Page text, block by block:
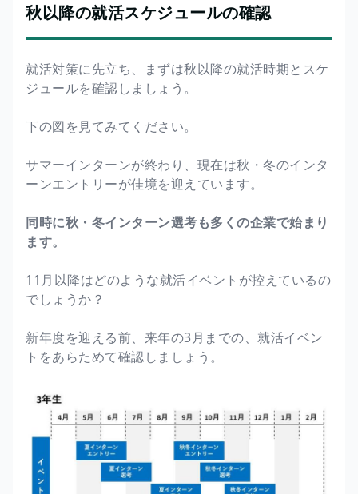
秋以降の就活スケジュールの確認
就活対策に先立ち、まずは秋以降の就活時期とスケ
ジュールを確認しましょう。
下の図を見てみてください。
サマーインターンが終わり、現在は秋・冬のインタ
ーンエントリーが佳境を迎えています。
同時に秋・冬インターン選考も多くの企業で始まり
ます。
11月以降はどのような就活イベントが控えているの
でしょうか？
新年度を迎える前、来年の3月までの、就活イベン
トをあらためて確認しましょう。